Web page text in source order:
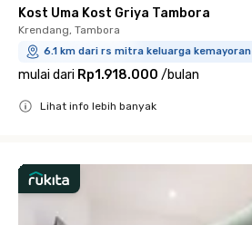
Kost Uma Kost Griya Tambora
Krendang, Tambora
6.1 km dari rs mitra keluarga kemayoran
mulai dari Rp1.918.000 /bulan
Lihat info lebih banyak